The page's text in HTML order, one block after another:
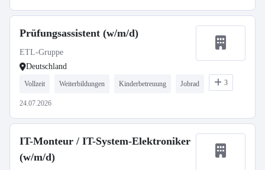
Prüfungsassistent (w/m/d)
ETL-Gruppe
Deutschland
Vollzeit Weiterbildungen Kinderbetreuung Jobrad 3
24.07.2026
IT-Monteur / IT-System-Elektroniker
(w/m/d)